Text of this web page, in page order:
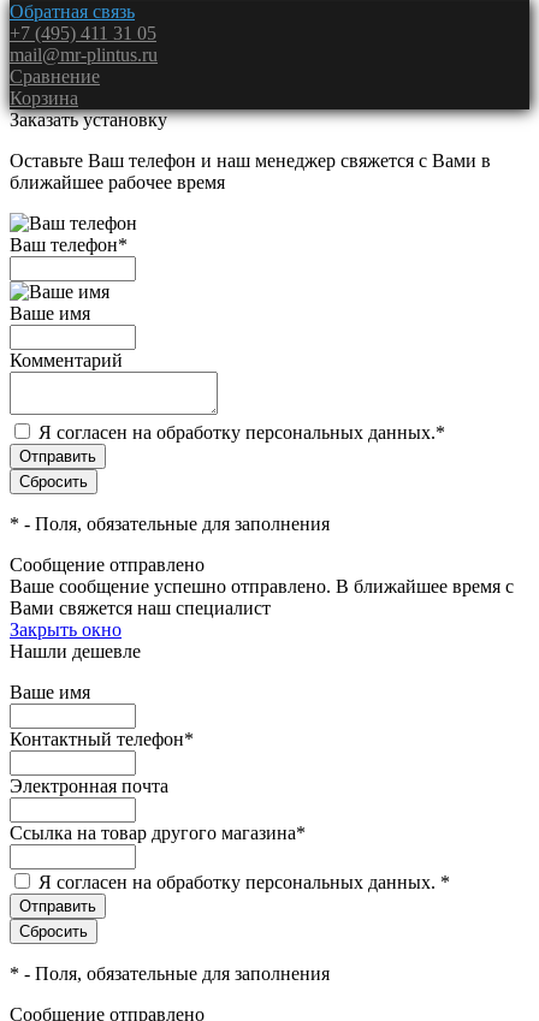
Обратная связь
+7 (495) 411 31 05
mail@mr-plintus.ru
Сравнение
Корзина
Заказать установку
Оставьте Ваш телефон и наш менеджер свяжется с Вами в
ближайшее рабочее время
Ваш телефон*
Ваше имя
Комментарий
Я согласен на обработку персональных данных.*
* - Поля, обязательные для заполнения
Сообщение отправлено
Ваше сообщение успешно отправлено. В ближайшее время с
Вами свяжется наш специалист
Закрыть окно
Нашли дешевле
Ваше имя
Контактный телефон*
Электронная почта
Ссылка на товар другого магазина*
Я согласен на обработку персональных данных. *
* - Поля, обязательные для заполнения
Сообщение отправлено